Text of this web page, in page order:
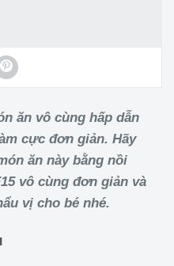
ăn vô cùng hấp dẫn
cực đơn giản. Hãy
ăn này bằng nồi
vô cùng đơn giản và
vị cho bé nhé.